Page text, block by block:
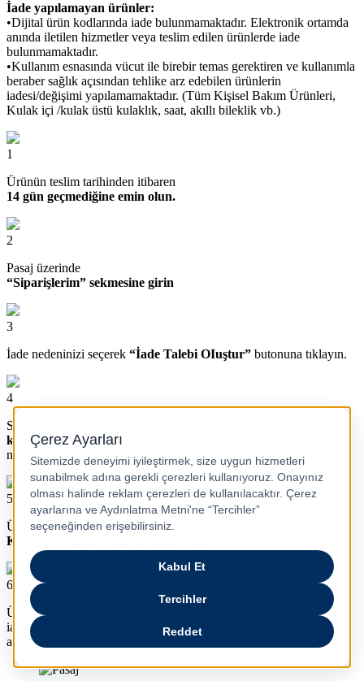
İade yapılamayan ürünler:
•Dijital ürün kodlarında iade bulunmamaktadır. Elektronik ortamda
anında iletilen hizmetler veya teslim edilen ürünlerde iade
bulunmamaktadır.
•Kullanım esnasında vücut ile birebir temas gerektiren ve kullanımla
beraber sağlık açısından tehlike arz edebilen ürünlerin
iadesi/değişimi yapılamamaktadır. (Tüm Kişisel Bakım Ürünleri,
Kulak içi /kulak üstü kulaklık, saat, akıllı bileklik vb.)
1
Ürünün teslim tarihinden itibaren
14 gün geçmediğine emin olun.
2
Pasaj üzerinde
“Siparişlerim” sekmesine girin
3
İade nedeninizi seçerek “İade Talebi OIuştur” butonuna tıklayın.
4
SMS ile gelecek
kargo kodunu
not alın.
5
Ürünü eksiksiz bir şekilde paketleyerek faturası ile birlikte
Kargo’ya 7 iş günü içinde teslim edin.
6
Ürün bize ulaştıktan sonra maksimum
5 gün içinde kontrol edilir,
iade talebiniz onaylandığında paranız otomatik olarak bankanıza
aktarılır.